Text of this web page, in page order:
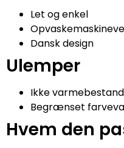
Let og enkel
Dansk design
Ulemper
Ikke
Begrænset
Hvem den